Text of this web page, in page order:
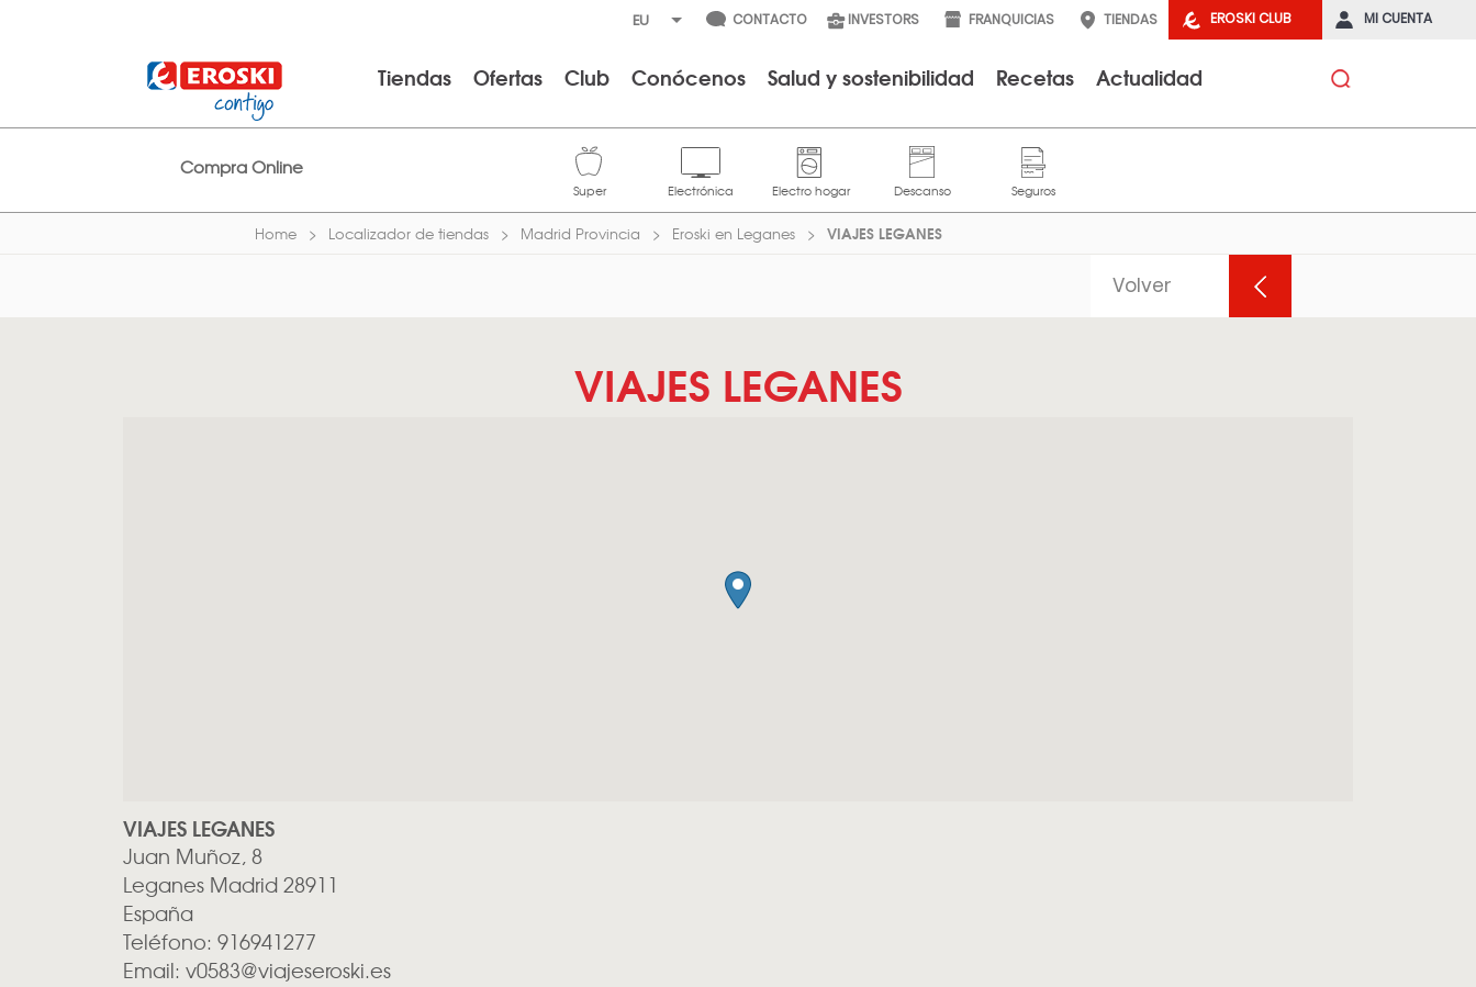
EROSKI CLUB MI CUENTA
CONTACTO INVESTORS FRANQUICIAS TIENDAS
Tiendas Ofertas Club Conócenos Salud y sostenibilidad Recetas Actualidad
Compra Online
Home Localizador de tiendas Madrid Provincia Eroski en Leganes VIAJES LEGANES
Volver
VIAJES LEGANES
VIAJES LEGANES
Juan Muñoz, 8
Leganes Madrid28911
España
Teléfono: 916941277
Email: v0583@viajeseroski.es